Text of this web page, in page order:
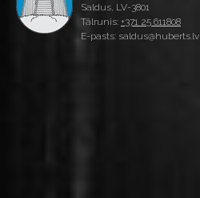
Saldus, LV-3801
Tālrunis: +371 25 611808
E-pasts: saldus@huberts.lv